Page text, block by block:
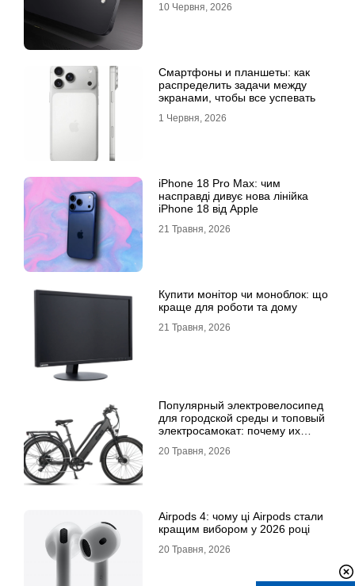
10 Червня, 2026
Смартфоны и планшеты: как
распределить задачи между
экранами, чтобы все успевать
1 Червня, 2026
iPhone 18 Pro Max: чим
насправді дивує нова лінійка
iPhone 18 від Apple
21 Травня, 2026
Купити монітор чи моноблок: що
краще для роботи та дому
21 Травня, 2026
Популярный электровелосипед
для городской среды и топовый
электросамокат: почему их
20 Травня, 2026
Airpods 4: чому ці Airpods стали
кращим вибором у 2026 році
20 Травня, 2026